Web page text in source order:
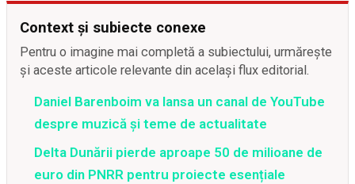
Context și subiecte conexe
Pentru o imagine mai completă a subiectului, urmărește
și aceste articole relevante din același flux editorial.
Daniel Barenboim va lansa un canal de YouTube
despre muzică și teme de actualitate
Delta Dunării pierde aproape 50 de milioane de
euro din PNRR pentru proiecte esențiale